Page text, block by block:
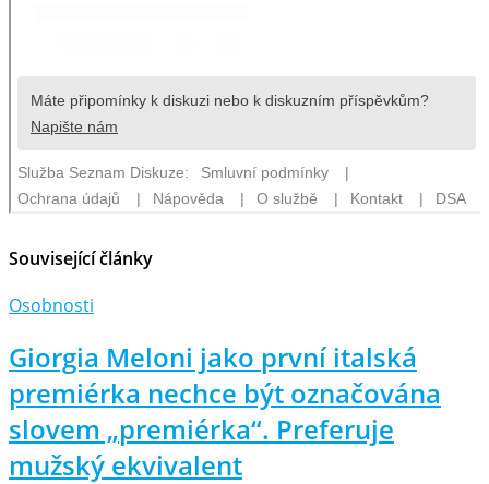
Související články
Osobnosti
Giorgia Meloni jako první italská
premiérka nechce být označována
slovem „premiérka“. Preferuje
mužský ekvivalent